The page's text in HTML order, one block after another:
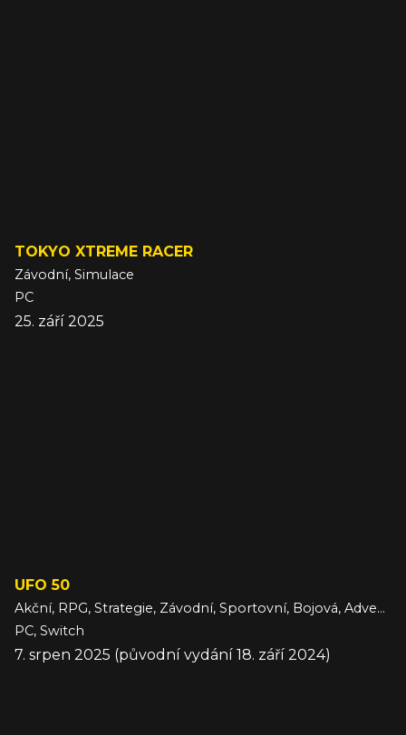
TOKYO XTREME RACER
Závodní, Simulace
PC
25. září 2025
UFO 50
Akční, RPG, Strategie, Závodní, Sportovní, Bojová, Adventura, Logická
PC, Switch
7. srpen 2025 (původní vydání 18. září 2024)